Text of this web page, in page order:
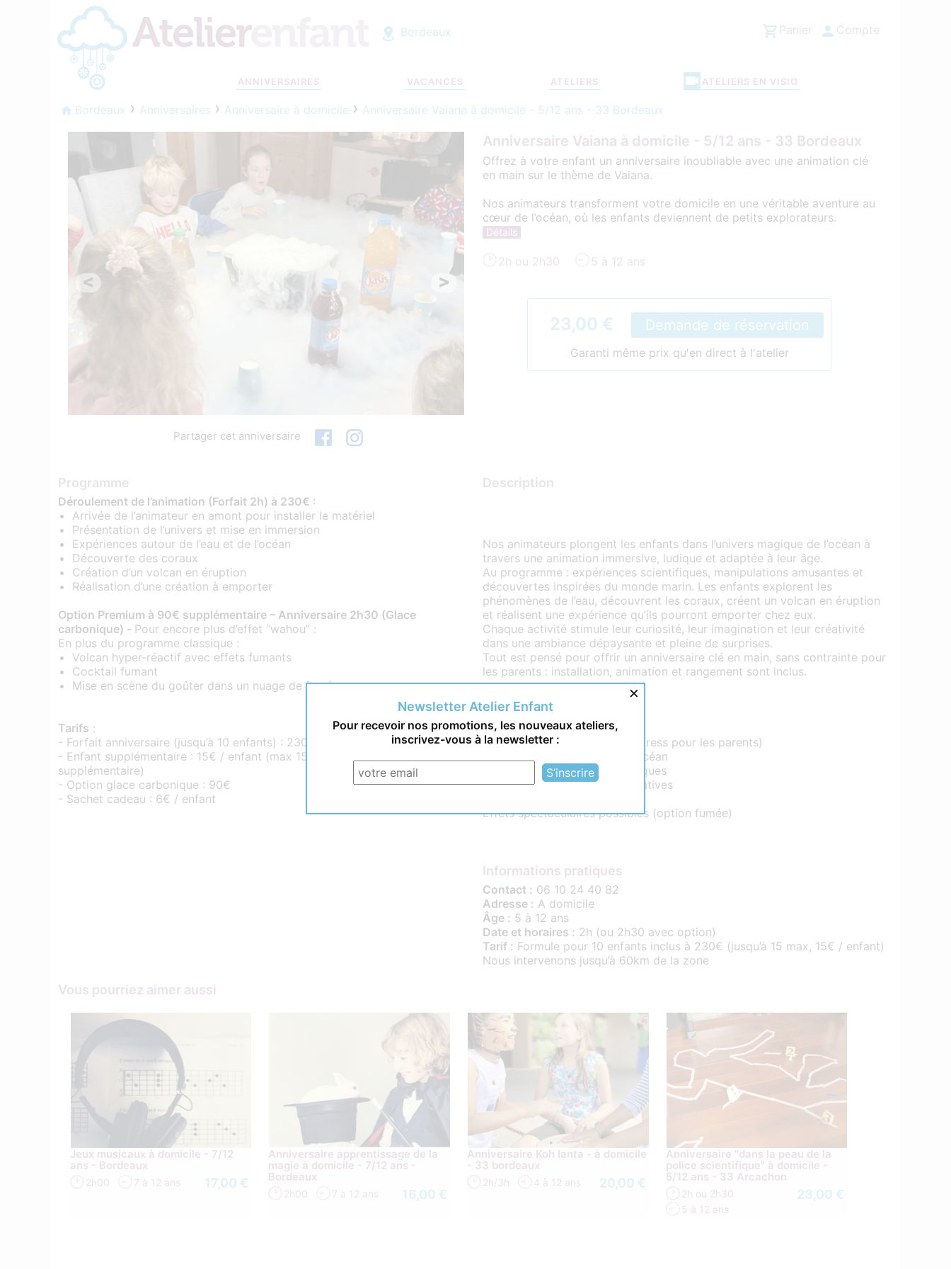
Panier Compte
Bordeaux
ANNIVERSAIRES VACANCES ATELIERS ATELIERS EN VISIO
Bordeaux Anniversaires Anniversaire à domicile Anniversaire Vaiana à domicile - 5/12 ans - 33 Bordeaux
< >
Partager cet anniversaire
Anniversaire Vaiana à domicile - 5/12 ans - 33 Bordeaux
Offrez à votre enfant un anniversaire inoubliable avec une animation clé
en main sur le thème de Vaiana.
Nos animateurs transforment votre domicile en une véritable aventure au
cœur de l’océan, où les enfants deviennent de petits explorateurs.
Détails
2h ou 2h30 5 à 12 ans
23,00 € Demande de réservation
Garanti même prix qu'en direct à l'atelier
Description
Nos animateurs plongent les enfants dans l’univers magique de l’océan à
travers une animation immersive, ludique et adaptée à leur âge.
Au programme : expériences scientifiques, manipulations amusantes et
découvertes inspirées du monde marin. Les enfants explorent les
phénomènes de l’eau, découvrent les coraux, créent un volcan en éruption
et réalisent une expérience qu’ils pourront emporter chez eux.
Chaque activité stimule leur curiosité, leur imagination et leur créativité
dans une ambiance dépaysante et pleine de surprises.
Tout est pensé pour offrir un anniversaire clé en main, sans contrainte pour
les parents : installation, animation et rangement sont inclus.
Les + de l’atelier :
Animation clé en main (zéro stress pour les parents)
Univers immersif autour de l’océan
Expériences scientifiques ludiques
Activités créatives et participatives
Effets spectaculaires possibles (option fumée)
Programme
Déroulement de l’animation (Forfait 2h) à 230€ :
Arrivée de l’animateur en amont pour installer le matériel
Présentation de l’univers et mise en immersion
Expériences autour de l’eau et de l’océan
Découverte des coraux
Création d’un volcan en éruption
Réalisation d’une création à emporter
Option Premium à 90€ supplémentaire – Anniversaire 2h30 (Glace
carbonique) - Pour encore plus d’effet “wahou” :
En plus du programme classique :
Volcan hyper-réactif avec effets fumants
Cocktail fumant
Mise en scène du goûter dans un nuage de fumée
Tarifs :
- Forfait anniversaire (jusqu’à 10 enfants) : 230€
- Enfant supplémentaire : 15€ / enfant (max 15, sinon prévoir un animateur
supplémentaire)
- Option glace carbonique : 90€
- Sachet cadeau : 6€ / enfant
Informations pratiques
Contact : 06 10 24 40 82
Adresse : A domicile
Âge : 5 à 12 ans
Date et horaires : 2h (ou 2h30 avec option)
Tarif : Formule pour 10 enfants inclus à 230€ (jusqu’à 15 max, 15€ / enfant)
Nous intervenons jusqu’à 60km de la zone
Vous pourriez aimer aussi
Jeux musicaux à domicile - 7/12
ans - Bordeaux
2h00 7 à 12 ans 17,00 €
Anniversaire apprentissage de la
magie à domicile - 7/12 ans -
Bordeaux
2h00 7 à 12 ans 16,00 €
Anniversaire Koh lanta - à domicile
- 33 bordeaux
2h/3h 4 à 12 ans 20,00 €
Anniversaire "dans la peau de la
police scientifique" à domicile -
5/12 ans - 33 Arcachon
2h ou 2h30
5 à 12 ans
23,00 €
Newsletter Atelier Enfant
Pour recevoir nos promotions, les nouveaux ateliers,
inscrivez-vous à la newsletter :
×